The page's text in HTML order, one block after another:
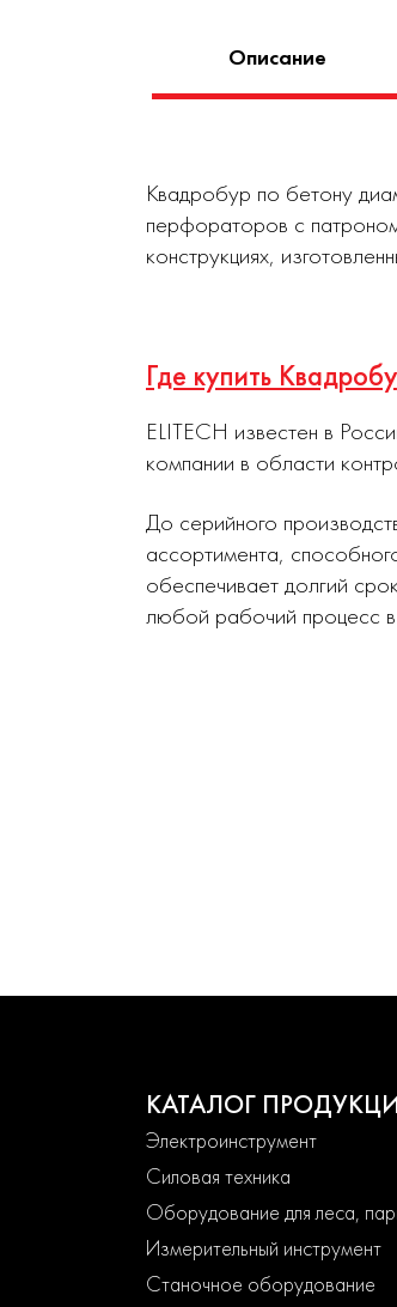
Описание
Квадробур по бетону
перфораторов с
конструкциях,
Где купить
ELITECH известен в
компании в области
До серийного
ассортимента,
обеспечивает долгий
любой рабочий процесс в
КАТАЛОГ
Электроинструмент
Силовая техника
Оборудование для леса,
Измерительный инструмент
Станочное оборудование